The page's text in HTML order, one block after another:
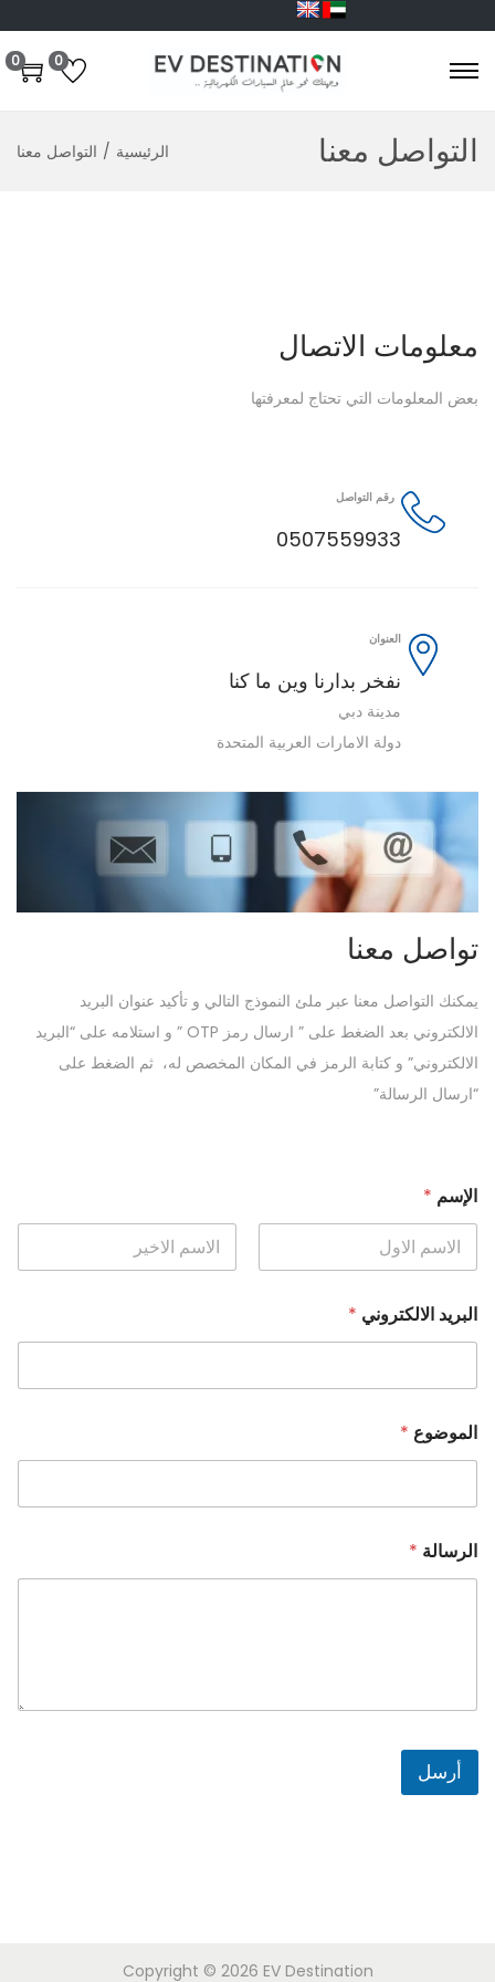
0
0
التواصل معنا الرئيسية / التواصل معنا
معلومات الاتصال
بعض المعلومات التي تحتاج لمعرفتها
رقم التواصل
0507559933
العنوان
نفخر بدارنا وين ما كنا
مدينة دبي
دولة الامارات العربية المتحدة
تواصل معنا
يمكنك التواصل معنا عبر ملئ النموذج التالي و تأكيد عنوان البريد
الالكتروني بعد الضغط على ” ارسال رمز OTP ” و استلامه على “البريد
الالكتروني” و كتابة الرمز في المكان المخصص له، ثم الضغط على
“ارسال الرسالة”
ل
ا
ك
ر
و
ن
ا
ب
الإسم *
First
Last
البريد الالكتروني *
الموضوع *
الرسالة *
أرسل
Copyright © 2026 EV Destination